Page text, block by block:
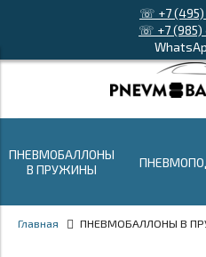
☏ +7 (495)
☏ +7 (985)
ПНЕВМОБАЛЛОНЫ
В ПРУЖИНЫ
Главная ПНЕВМОБАЛЛОНЫ В